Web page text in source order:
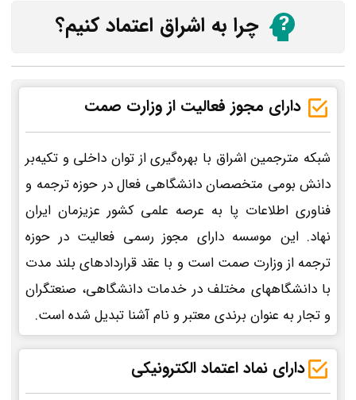
چرا به اشراق اعتماد کنیم؟
دارای مجوز فعالیت از وزارت صمت
شبکه مترجمین اشراق با بهره‌گیری از توان داخلی و تکیه‌بر
دانش بومی متخصصان دانشگاهی فعال در حوزه ترجمه و
فناوری اطلاعات پا به عرصه علمی کشور عزیزمان ایران
نهاد. این موسسه دارای مجوز رسمی فعالیت در حوزه
ترجمه از وزارت صمت است و با عقد قراردادهای بلند مدت
با دانشگاههای مختلف در خدمات دانشگاهی، صنعتگران
و تجار به عنوان برندی معتبر و نام آشنا تبدیل شده است.
دارای نماد اعتماد الکترونیکی